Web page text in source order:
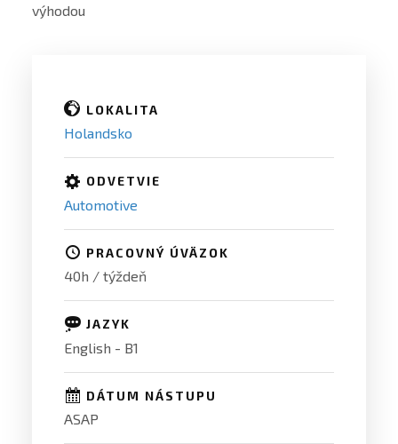
výhodou
LOKALITA
Holandsko
ODVETVIE
Automotive
PRACOVNÝ ÚVÄZOK
40h / týždeň
JAZYK
English - B1
DÁTUM NÁSTUPU
ASAP